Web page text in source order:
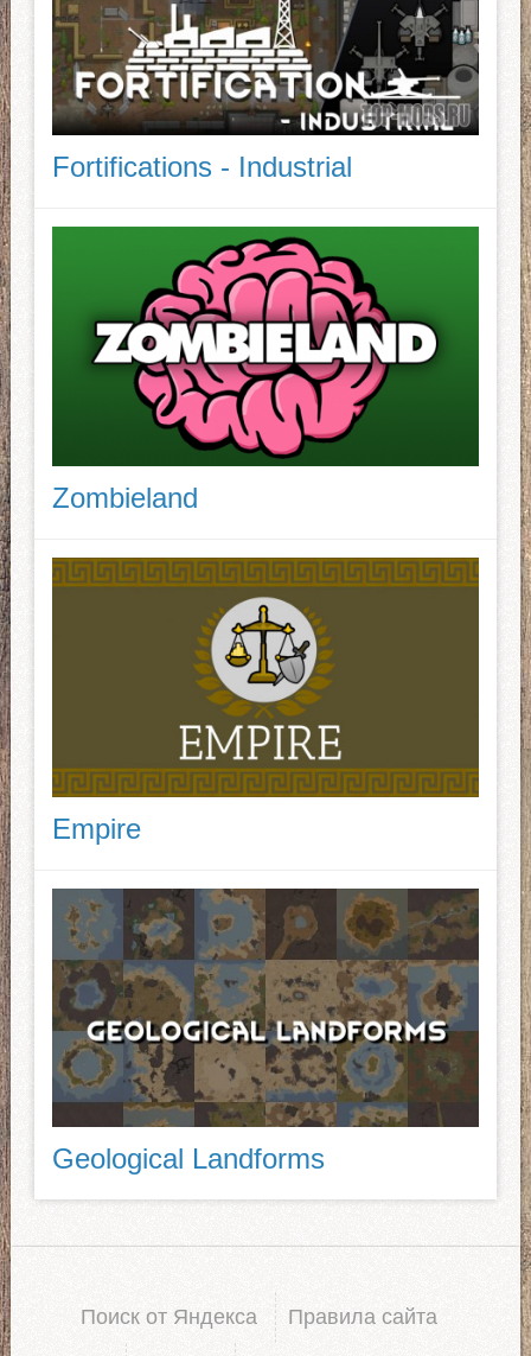
Fortifications - Industrial
Zombieland
Empire
Geological Landforms
Поиск от Яндекса Правила сайта